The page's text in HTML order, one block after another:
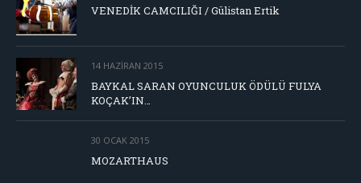
VENEDİK CAMCILIĞI / Gülistan Ertik
14 HAZIRAN 2015
BAYKAL SARAN OYUNCULUK ÖDÜLÜ FULYA
KOÇAK’IN…
30 OCAK 2015
MOZARTHAUS